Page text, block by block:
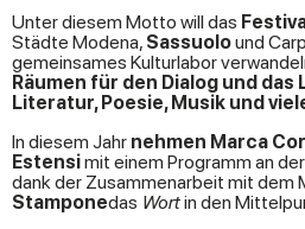
Unter diesem Motto will das
Städte Modena, Sassuolound
gemeinsames Kulturlabor
Räumen für den Dialog und
Literatur, Poesie, Musik und
In diesem Jahr nehmen Marca
Estensimit einem Programm an
dank der Zusammenarbeit mit dem
Stamponedas Wortin den